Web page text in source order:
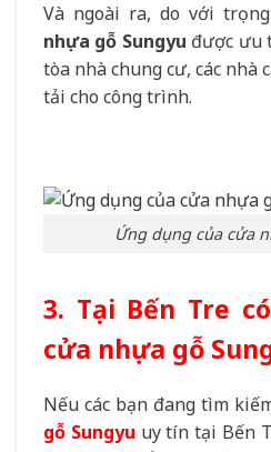
Và ngoài ra, do với
nhựa gỗ Sungyu được ưu
tòa nhà chung cư, các nhà
tải cho công trình.
Ứng dụng của cửa
3. Tại Bến Tre
cửa nhựa gỗ
Nếu các bạn đang tìm
gỗ Sungyu uy tín tại Bến